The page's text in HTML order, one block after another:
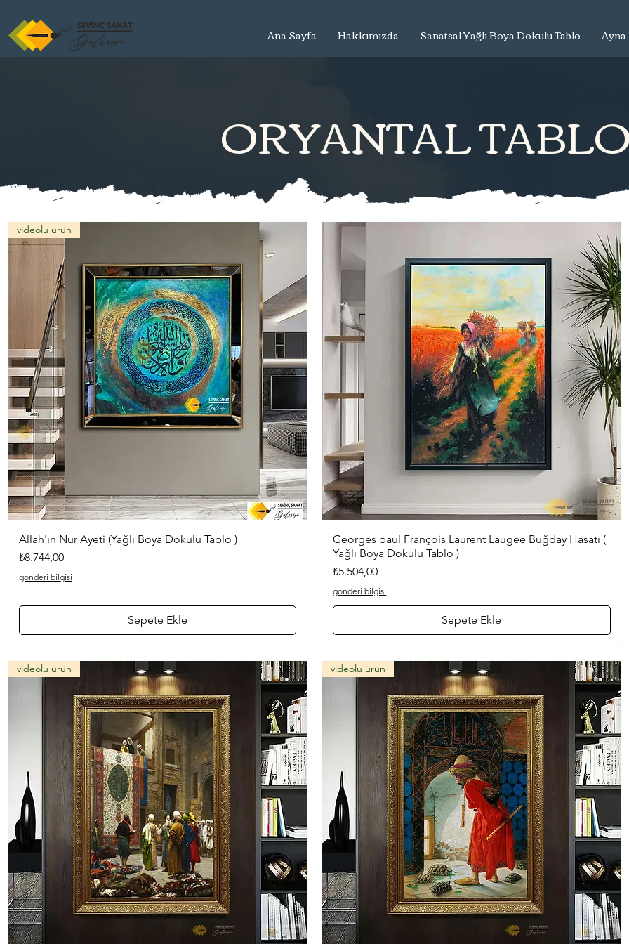
Ana Sayfa Hakkımızda Sanatsal Yağlı Boya Dokulu Tablo Ayna
ORYANTAL
Hızlı Bakış
videolu ürün
Allah'ın Nur Ayeti (Yağlı Boya Dokulu Tablo )
Fiyat
₺8.744,00
gönderi bilgisi
Sepete Ekle
Hızlı Bakış
Georges paul François Laurent Laugee Buğday Hasatı (
Yağlı Boya Dokulu Tablo )
Fiyat
₺5.504,00
gönderi bilgisi
Sepete Ekle
videolu ürün videolu ürün